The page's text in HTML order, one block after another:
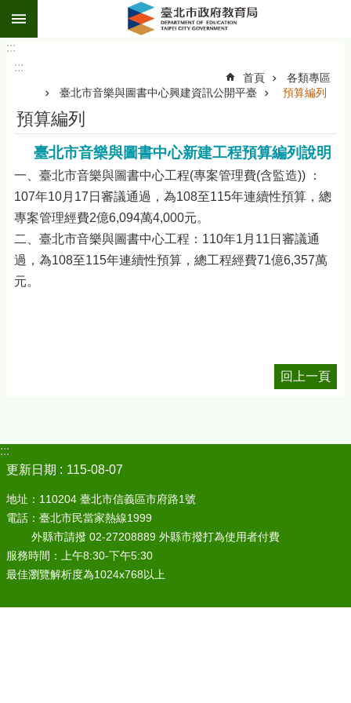
跳到主要內容區塊
:::
:::
首頁
各類專區
臺北市音樂與圖書中心興建資訊公開平臺
預算編列
預算編列
臺北市音樂與圖書中心新建工程預算編列說明
一、臺北市音樂與圖書中心工程(專案管理費(含監造)) ：
107年10月17日審議通過，為108至115年連續性預算，總
專案管理經費2億6,094萬4,000元。
二、臺北市音樂與圖書中心工程：110年1月11日審議通
過，為108至115年連續性預算，總工程經費71億6,357萬
元。
回上一頁
:::
更新日期
115-08-07
地址：110204 臺北市信義區市府路1號
電話：臺北市民當家熱線1999
外縣市請撥 02-27208889 外縣市撥打為使用者付費
服務時間：上午8:30-下午5:30
最佳瀏覽解析度為1024x768以上